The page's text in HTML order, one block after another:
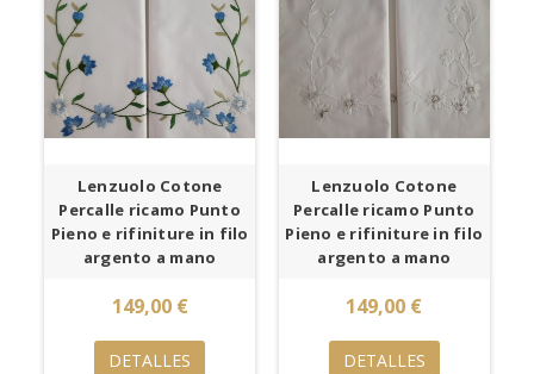
Lenzuolo Cotone
Percalle ricamo Punto
Pieno e rifiniture in filo
argento a mano
149,00 €
DETALLES
Lenzuolo Cotone
Percalle ricamo Punto
Pieno e rifiniture in filo
argento a mano
149,00 €
DETALLES